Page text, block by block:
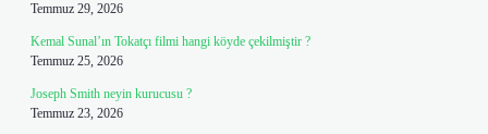
Temmuz 29, 2026
Kemal Sunal’ın Tokatçı filmi hangi köyde çekilmiştir ?
Temmuz 25, 2026
Joseph Smith neyin kurucusu ?
Temmuz 23, 2026